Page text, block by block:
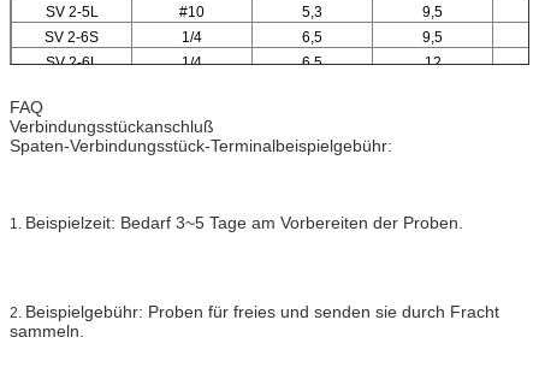
SV 2-5L
#10 5,3 9,5
SV 2-6S
1/4 6,5 9,5
SV 2-6L
1/4 6,5 12
FAQ
Verbindungsstückanschluß
Spaten-Verbindungsstück-Terminalbeispielgebühr:
1. Beispielzeit: Bedarf 3~5 Tage am Vorbereiten der Proben.
2. Beispielgebühr: Proben für freies und senden sie durch Fracht
sammeln.